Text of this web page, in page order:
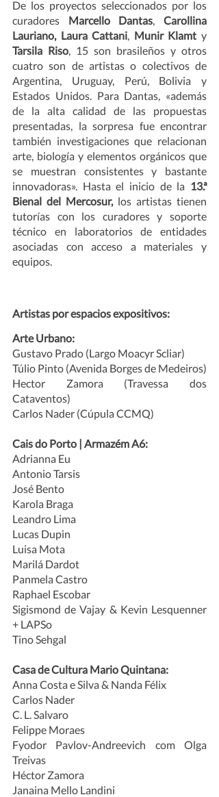
De los proyectos seleccionados por los
curadores Marcello Dantas, Carollina
Lauriano, Laura Cattani, Munir Klamt
Tarsila Riso, 15 son brasileños y otros
cuatro son de artistas o colectivos de
Argentina, Uruguay, Perú, Bolivia y
Estados Unidos. Para Dantas, «además
de la alta calidad de las propuestas
presentadas, la sorpresa fue encontrar
también investigaciones que relacionan
arte, biología y elementos orgánicos que
se muestran consistentes y bastante
innovadoras». Hasta el inicio de la 13.ª
Bienal del Mercosur, los artistas tienen
tutorías con los curadores y soporte
técnico en laboratorios de entidades
asociadas con acceso a materiales y
equipos.
Artistas por espacios expositivos:
Arte Urbano:
Gustavo Prado (Largo Moacyr Scliar)
Túlio Pinto (Avenida Borges de Medeiros)
Hector Zamora (Travessa dos
Cataventos)
Carlos Nader (Cúpula CCMQ)
Cais do Porto | Armazém A6:
Adrianna Eu
Antonio Tarsis
José Bento
Karola Braga
Leandro Lima
Lucas Dupin
Luisa Mota
Marilá Dardot
Panmela Castro
Raphael Escobar
Sigismond de Vajay & Kevin Lesquenner
+ LAPSo
Tino Sehgal
Casa de Cultura Mario Quintana:
Anna Costa e Silva & Nanda Félix
Carlos Nader
C. L. Salvaro
Felippe Moraes
Fyodor Pavlov-Andreevich com Olga
Treivas
Héctor Zamora
Janaina Mello Landini